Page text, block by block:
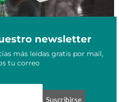
newsletter
más leídas gratis por mail,
tu correo
Suscribirse